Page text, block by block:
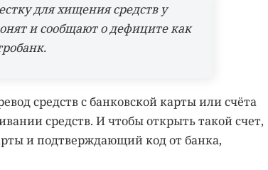
для хищения средств у
и сообщают о дефиците как
средств с банковской карты или счёта
средств. И чтобы открыть такой счет,
и подтверждающий код от банка,